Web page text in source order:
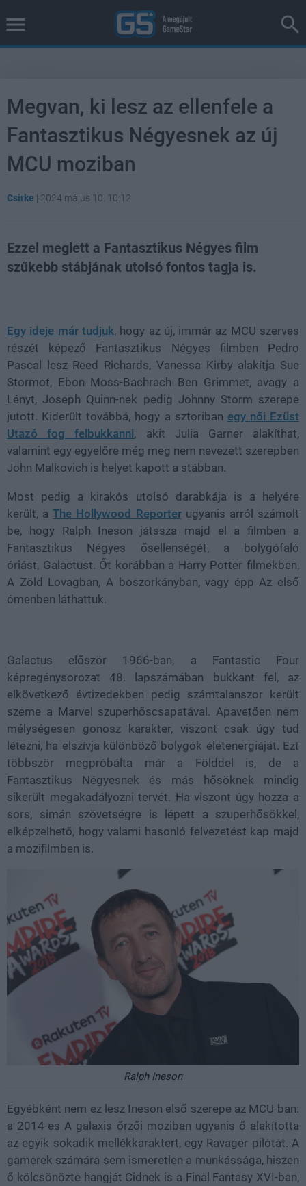
Megvan, ki lesz az ellenfele a
Fantasztikus Négyesnek az új
MCU moziban
Csirke | 2024 május 10. 10:12
Ezzel meglett a Fantasztikus Négyes film
szűkebb stábjának utolsó fontos tagja is.
Egy ideje már tudjuk, hogy az új, immár az MCU szerves
részét képező Fantasztikus Négyes filmben Pedro
Pascal lesz Reed Richards, Vanessa Kirby alakítja Sue
Stormot, Ebon Moss-Bachrach Ben Grimmet, avagy a
Lényt, Joseph Quinn-nek pedig Johnny Storm szerepe
jutott. Kiderült továbbá, hogy a sztoriban egy női Ezüst
Utazó fog felbukkanni, akit Julia Garner alakíthat,
valamint egy egyelőre még meg nem nevezett szerepben
John Malkovich is helyet kapott a stábban.
Most pedig a kirakós utolsó darabkája is a helyére
került, aThe Hollywood Reporterugyanis arról számolt
be, hogy Ralph Ineson játssza majd el a filmben a
Fantasztikus Négyes ősellenségét, a bolygófaló
óriást, Galactust. Őt korábban a Harry Potter filmekben,
A Zöld Lovagban, A boszorkányban, vagy épp Az első
ómenben láthattuk.
Galactus először 1966-ban, a Fantastic Four
képregénysorozat 48. lapszámában bukkant fel, az
elkövetkező évtizedekben pedig számtalanszor került
szeme a Marvel szuperhőscsapatával. Apavetően nem
mélységesen gonosz karakter, viszont csak úgy tud
létezni, ha elszívja különböző bolygók életenergiáját. Ezt
többször megpróbálta már a Földdel is, de a
Fantasztikus Négyesnek és más hősöknek mindig
sikerült megakadályozni tervét. Ha viszont úgy hozza a
sors, simán szövetségre is lépett a szuperhősökkel,
elképzelhető, hogy valami hasonló felvezetést kap majd
a mozifilmben is.
Ralph Ineson
Egyébként nem ez lesz Ineson első szerepe az MCU-ban:
a 2014-es A galaxis őrzői moziban ugyanis ő alakította
az egyik sokadik mellékkaraktert, egy Ravager pilótát. A
gamerek számára sem ismeretlen a munkássága, hiszen
ő kölcsönözte hangját Cidnek is a Final Fantasy XVI-ban,